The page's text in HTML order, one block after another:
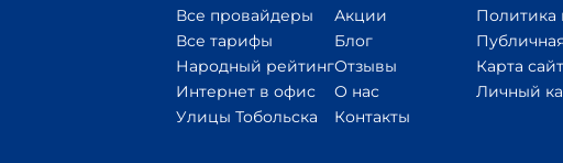
Все провайдеры
Все тарифы
Народный рейтинг
Интернет в офис
Улицы Тобольска
Акции
Блог
Отзывы
О нас
Контакты
Политика
Карта
Личный